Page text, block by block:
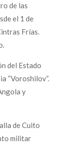
de las
el 1 de
Frías.
del Estado
“Voroshilov”.
y
de Cuito
militar